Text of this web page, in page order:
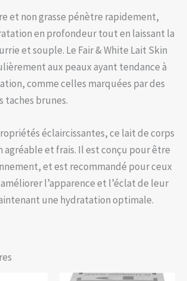
et non grasse pénètre rapidement,
en profondeur tout en laissant la
et souple. Le Fair & White Lait Skin
aux peaux ayant tendance à
comme celles marquées par des
taches brunes.
éclaircissantes, ce lait de corps
agréable et frais. Il est conçu pour être
et est recommandé pour ceux
l’apparence et l’éclat de leur
une hydratation optimale.